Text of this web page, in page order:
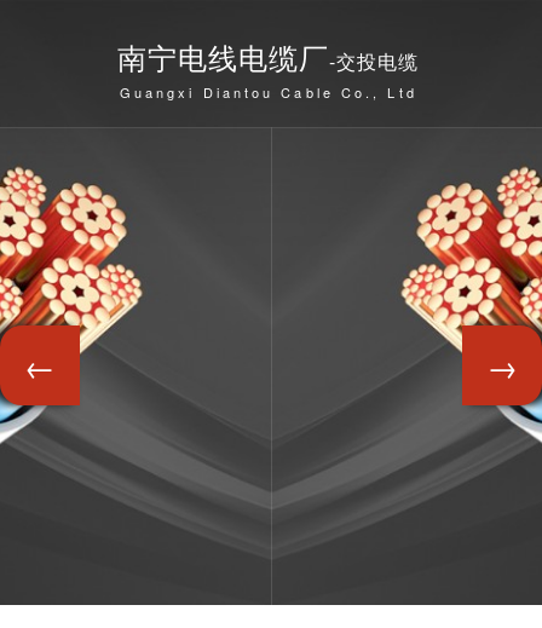
南宁电线电缆厂-交投电缆
Guangxi Diantou Cable Co., Ltd